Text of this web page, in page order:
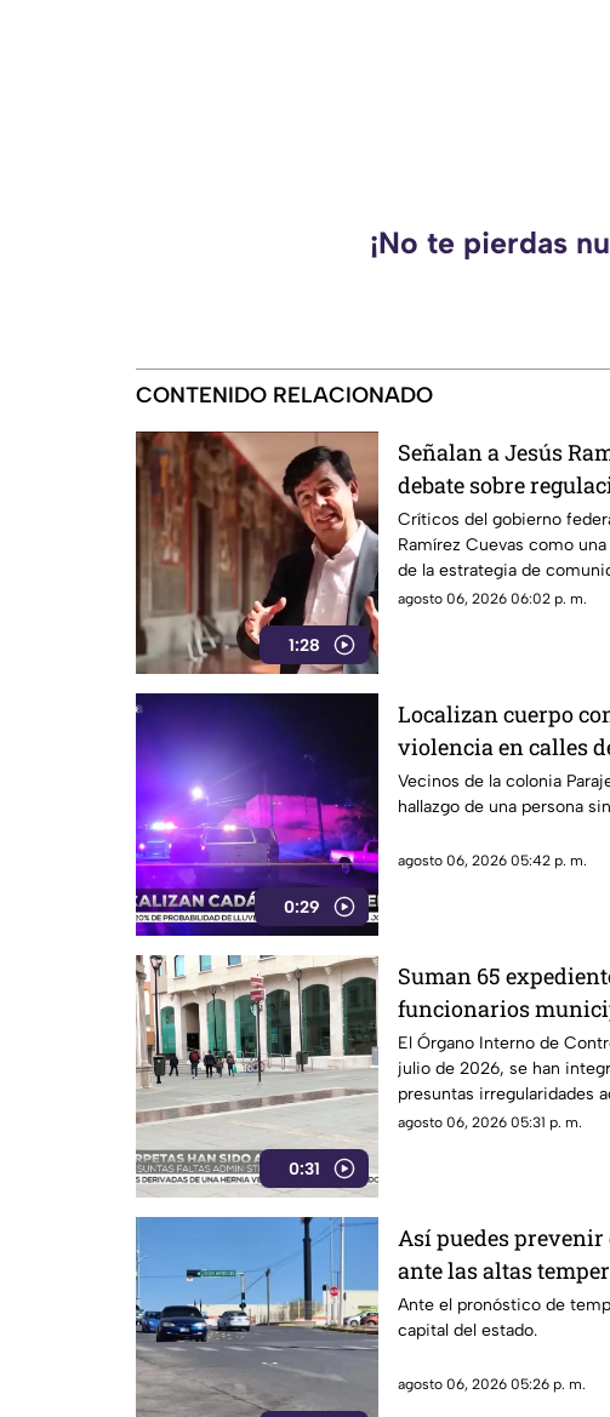
¡No te pierdas
CONTENIDO RELACIONADO
1:28
Señalan a Jesús
debate sobre
expresión
Críticos del gobierno
Ramírez Cuevas como
de la estrategia de
agosto 06, 2026 06:02 p. m.
0:29
Localizan cuerpo
violencia en calles
VIDEO
Vecinos de la colonia
hallazgo de una persona
agosto 06, 2026 05:42 p. m.
0:31
Suman 65
funcionarios
Chihuahua | VIDEO
El Órgano Interno de
julio de 2026, se han
presuntas irregularidades
agosto 06, 2026 05:31 p. m.
Así puedes prevenir
ante las altas
Chihuahua
Ante el pronóstico de
capital del estado.
agosto 06, 2026 05:26 p. m.